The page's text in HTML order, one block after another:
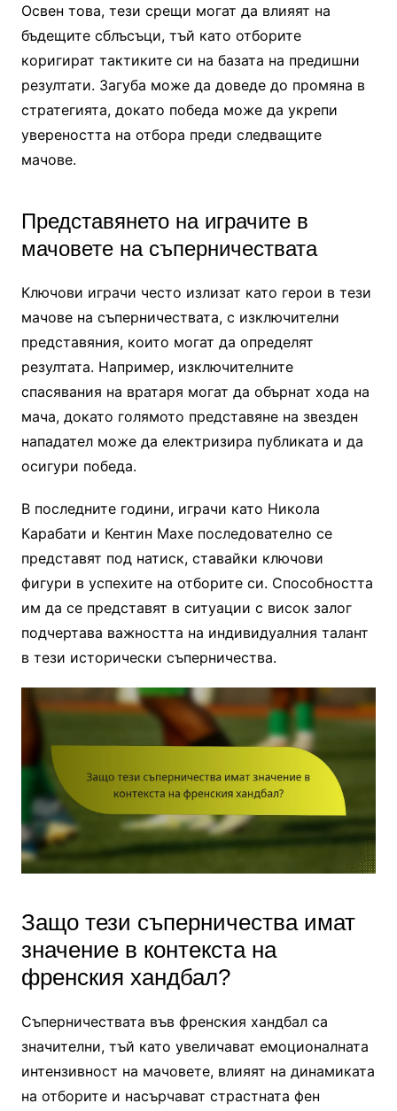
Освен това, тези срещи могат да влияят на
бъдещите сблъсъци, тъй като отборите
коригират тактиките си на базата на предишни
резултати. Загуба може да доведе до промяна в
стратегията, докато победа може да укрепи
увереността на отбора преди следващите
мачове.
Представянето на играчите в
мачовете на съперничествата
Ключови играчи често излизат като герои в тези
мачове на съперничествата, с изключителни
представяния, които могат да определят
резултата. Например, изключителните
спасявания на вратаря могат да обърнат хода на
мача, докато голямото представяне на звезден
нападател може да електризира публиката и да
осигури победа.
В последните години, играчи като Никола
Карабати и Кентин Махе последователно се
представят под натиск, ставайки ключови
фигури в успехите на отборите си. Способността
им да се представят в ситуации с висок залог
подчертава важността на индивидуалния талант
в тези исторически съперничества.
Защо тези съперничества имат
значение в контекста на
френския хандбал?
Съперничествата във френския хандбал са
значителни, тъй като увеличават емоционалната
интензивност на мачовете, влияят на динамиката
на отборите и насърчават страстната фен